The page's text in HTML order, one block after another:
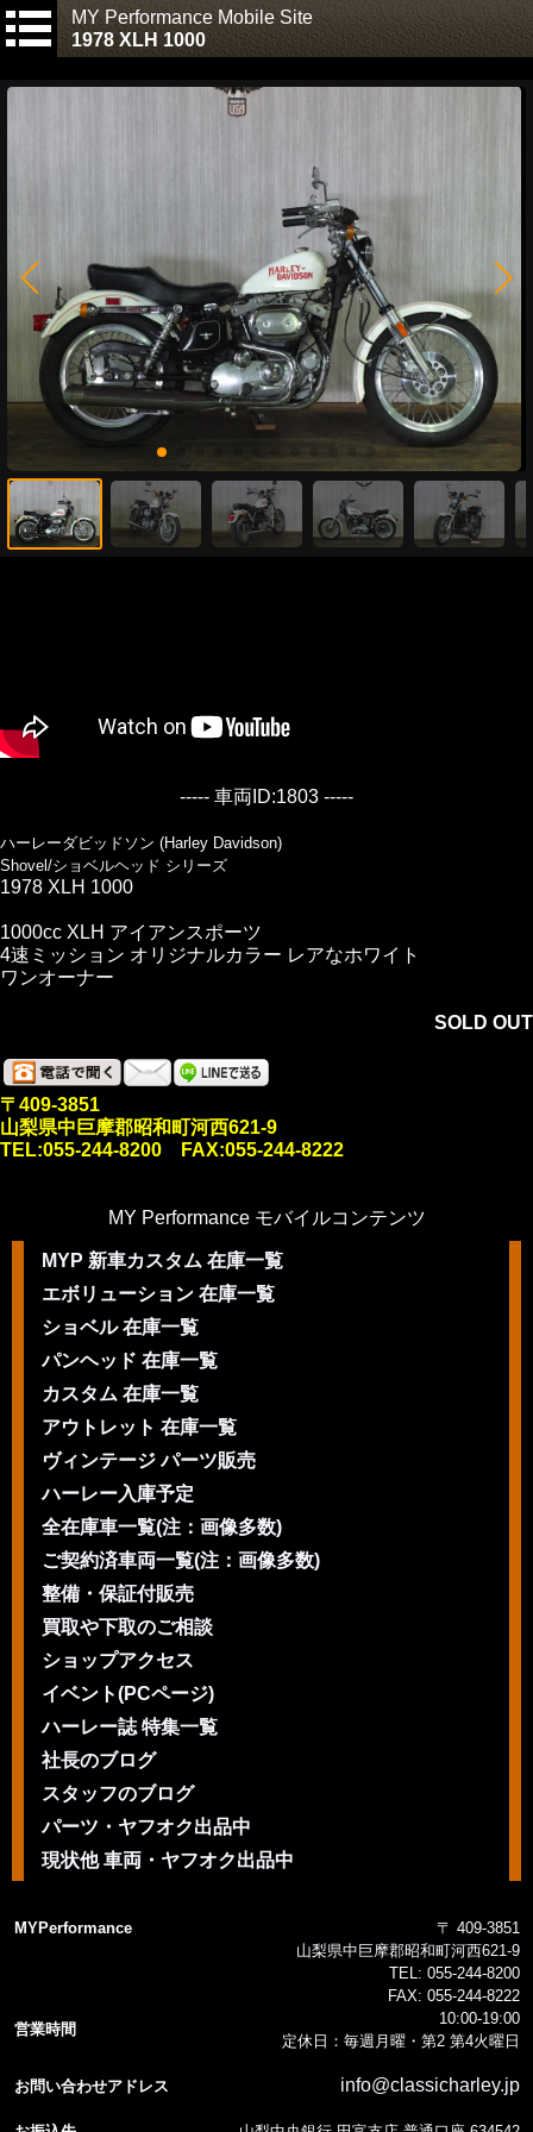
MY Performance Mobile Site
1978 XLH 1000
----- 車両ID:1803 -----
ハーレーダビッドソン (Harley Davidson)
Shovel/ショベルヘッド シリーズ
1978 XLH 1000
1000cc XLH アイアンスポーツ
4速ミッション オリジナルカラー レアなホワイト
ワンオーナー
SOLD OUT
〒409-3851
山梨県中巨摩郡昭和町河西621-9
TEL:055-244-8200 FAX:055-244-8222
MY Performance モバイルコンテンツ
MYP 新車カスタム 在庫一覧
エボリューション 在庫一覧
ショベル 在庫一覧
パンヘッド 在庫一覧
カスタム 在庫一覧
アウトレット 在庫一覧
ヴィンテージ パーツ販売
ハーレー入庫予定
全在庫車一覧(注：画像多数)
ご契約済車両一覧(注：画像多数)
整備・保証付販売
買取や下取のご相談
ショップアクセス
イベント(PCページ)
ハーレー誌 特集一覧
社長のブログ
スタッフのブログ
パーツ・ヤフオク出品中
現状他 車両・ヤフオク出品中
MYPerformance
〒 409-3851
山梨県中巨摩郡昭和町河西621-9
TEL: 055-244-8200
FAX: 055-244-8222
営業時間
10:00-19:00
定休日：毎週月曜・第2 第4火曜日
お問い合わせアドレス info@classicharley.jp